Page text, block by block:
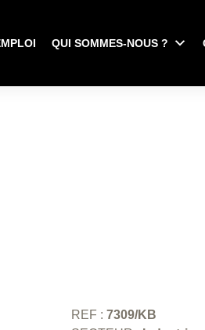
QUI SOMMES-NOUS ?
REF : 7309/KB